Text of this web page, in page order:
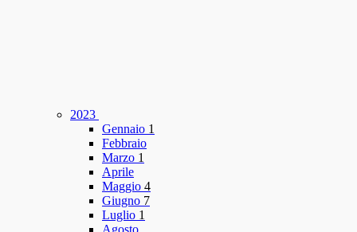
2023
Gennaio 1
Febbraio
Marzo 1
Aprile
Maggio 4
Giugno 7
Luglio 1